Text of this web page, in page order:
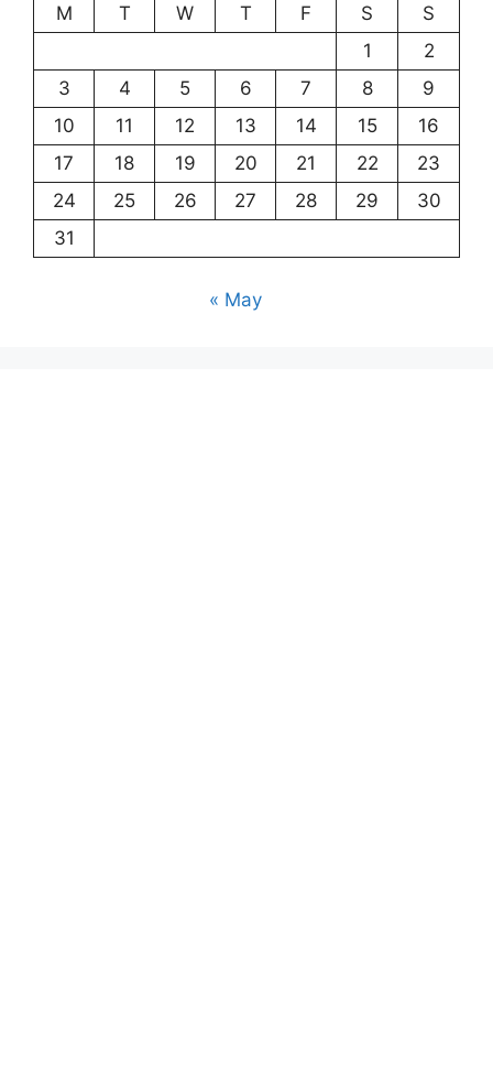
M T W T F S
S
1
2
3
4 5 6 7 8
9
10
11 12 13 14 15
16
17
18 19 20 21 22
23
24
25 26 27 28 29
30
31
« May